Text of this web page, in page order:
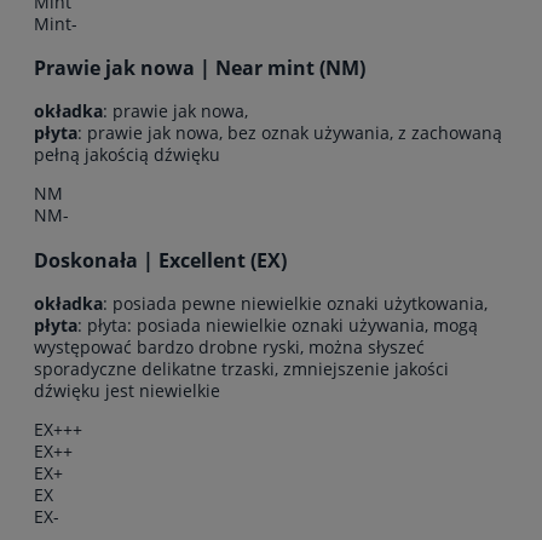
Mint-
Prawie jak nowa | Near mint (NM)
okładka: prawie jak nowa,
płyta: prawie jak nowa, bez oznak używania, z zachowaną
pełną jakością dźwięku
NM
NM-
Doskonała | Excellent (EX)
okładka: posiada pewne niewielkie oznaki użytkowania,
płyta: płyta: posiada niewielkie oznaki używania, mogą
występować bardzo drobne ryski, można słyszeć
sporadyczne delikatne trzaski, zmniejszenie jakości
dźwięku jest niewielkie
EX+++
EX++
EX+
EX
EX-